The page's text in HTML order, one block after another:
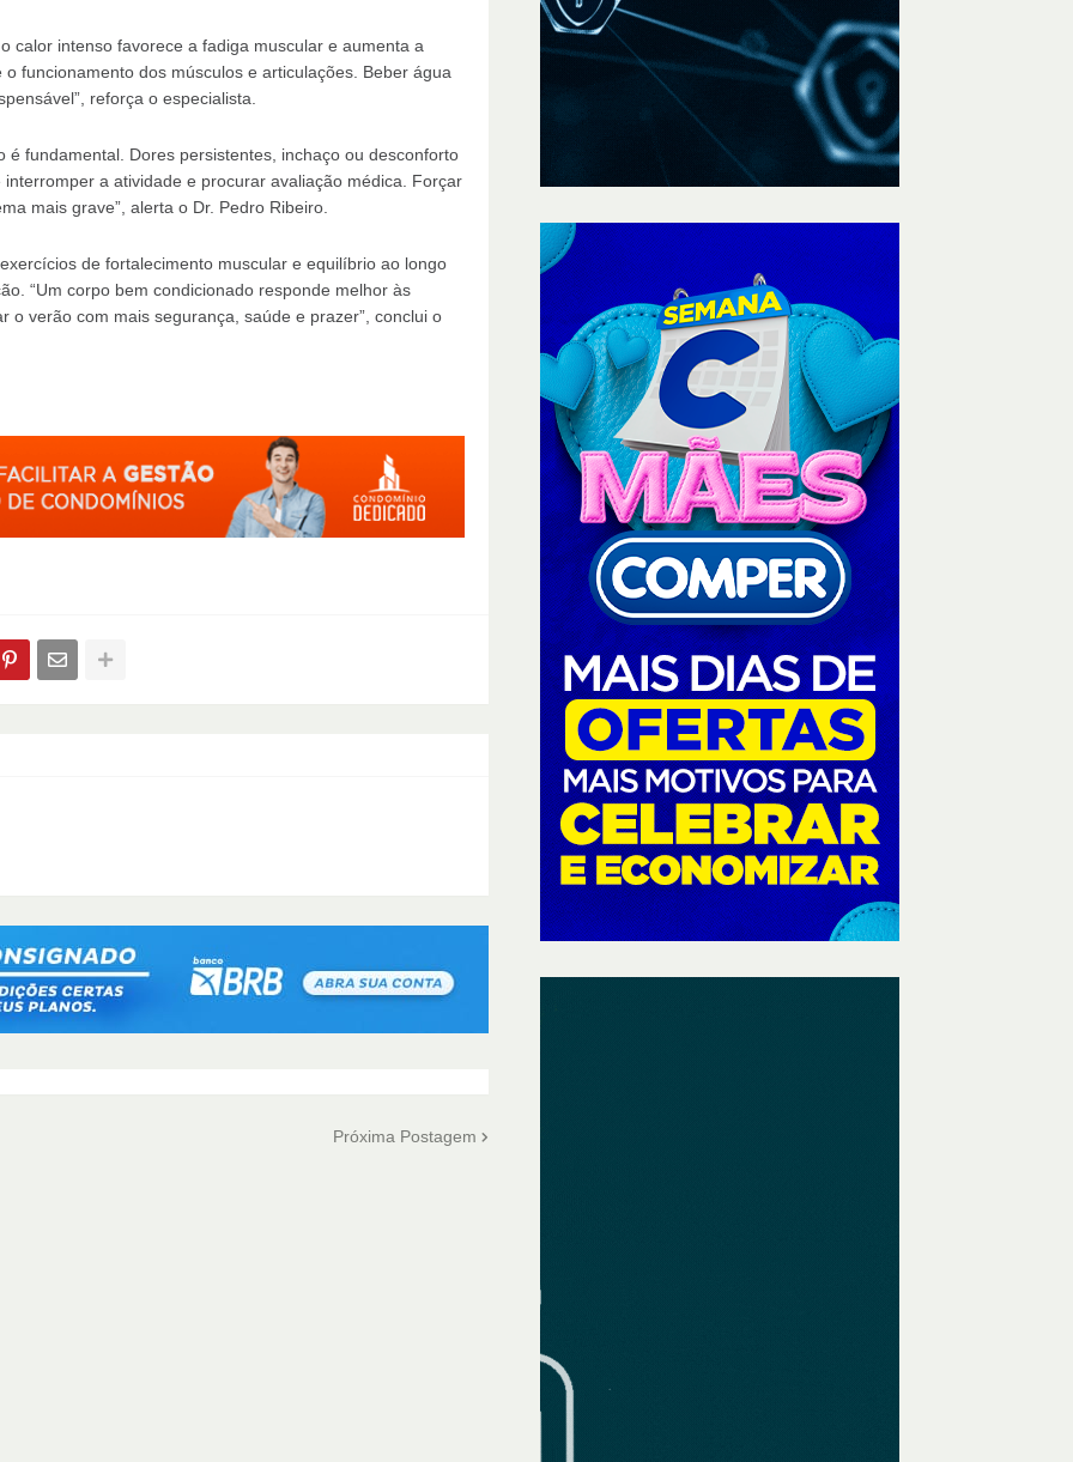
calor intenso favorece a fadiga muscular e aumenta a
funcionamento dos músculos e articulações. Beber água
reforça o especialista.
fundamental. Dores persistentes, inchaço ou desconforto
a atividade e procurar avaliação médica. Forçar
mais grave”, alerta o Dr. Pedro Ribeiro.
de fortalecimento muscular e equilíbrio ao longo
“Um corpo bem condicionado responde melhor às
o verão com mais segurança, saúde e prazer”, conclui o
Próxima Postagem